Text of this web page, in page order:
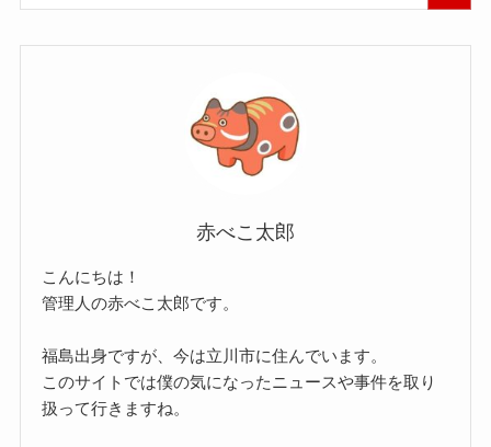
赤べこ太郎
こんにちは！
管理人の赤べこ太郎です。
福島出身ですが、今は立川市に住んでいます。
このサイトでは僕の気になったニュースや事件を取り
扱って行きますね。